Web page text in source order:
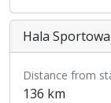
Hala
Distance from
136 km